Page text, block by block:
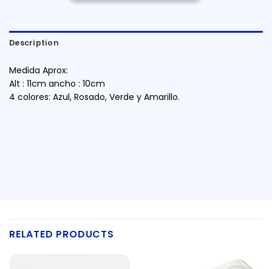
Description
Medida Aprox:
Alt : 11cm ancho : 10cm
4 colores: Azul, Rosado, Verde y Amarillo.
RELATED PRODUCTS